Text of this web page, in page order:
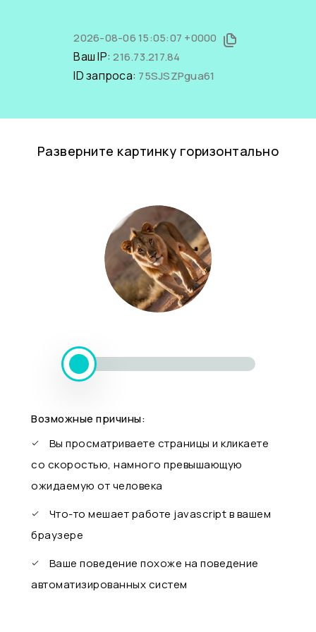
2026-08-06 15:05:07 +0000
Ваш IP:216.73.217.84
ID запроса: 75SJSZPgua61
Разверните картинку горизонтально
Возможные причины:
Вы просматриваете страницы и кликаете
со скоростью, намного превышающую
ожидаемую от человека
Что-то мешает работе javascript в вашем
браузере
Ваше поведение похоже на поведение
автоматизированных систем